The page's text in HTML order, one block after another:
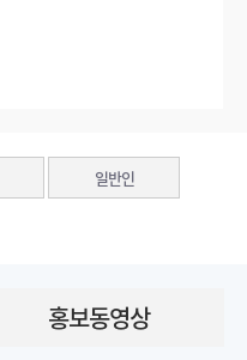
일반인
홍보동영상